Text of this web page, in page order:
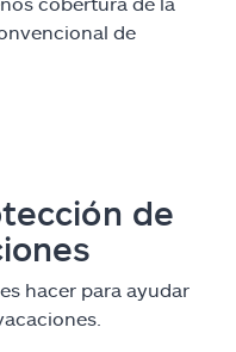
de
de
hacer para ayudar